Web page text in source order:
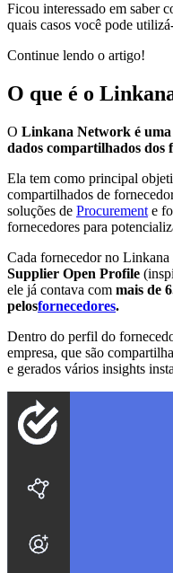
Ficou interessado em saber
quais casos você pode
Continue lendo o artigo!
O que é o
O Linkana Network é
dados compartilhados dos
Ela tem como principal
compartilhados de
soluções de Procurement e
fornecedores para
Cada fornecedor no
Supplier Open Profile
ele já contava com mais de
pelosfornecedores.
Dentro do perfil do
empresa, que são
e gerados vários insights